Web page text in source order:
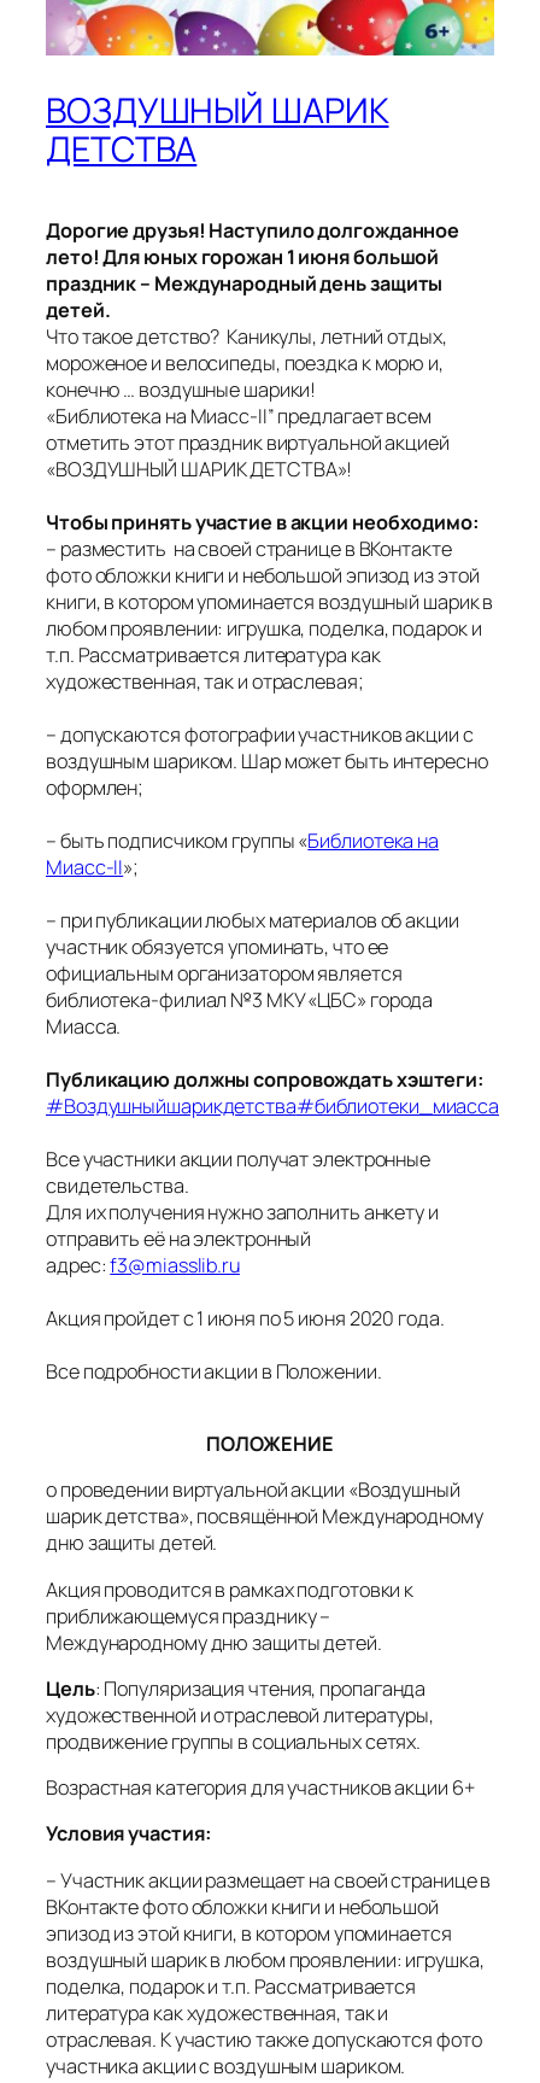
ВОЗДУШНЫЙ ШАРИК
ДЕТСТВА
Дорогие друзья! Наступило долгожданное
лето! Для юных горожан 1 июня большой
праздник – Международный день защиты
детей.
Что такое детство? Каникулы, летний отдых,
мороженое и велосипеды, поездка к морю и,
конечно … воздушные шарики!
«Библиотека на Миасс-II” предлагает всем
отметить этот праздник виртуальной акцией
«ВОЗДУШНЫЙ ШАРИК ДЕТСТВА»!
Чтобы принять участие в акции необходимо:
– разместить на своей странице в ВКонтакте
фото обложки книги и небольшой эпизод из этой
книги, в котором упоминается воздушный шарик в
любом проявлении: игрушка, поделка, подарок и
т.п. Рассматривается литература как
художественная, так и отраслевая;
– допускаются фотографии участников акции с
воздушным шариком. Шар может быть интересно
оформлен;
– быть подписчиком группы «Библиотека на
Миасс-II»;
– при публикации любых материалов об акции
участник обязуется упоминать, что ее
официальным организатором является
библиотека-филиал №3 МКУ «ЦБС» города
Миасса.
Публикацию должны сопровождать хэштеги:
#Воздушныйшарикдетства#библиотеки_миасса
Все участники акции получат электронные
свидетельства.
Для их получения нужно заполнить анкету и
отправить её на электронный
адрес:f3@miasslib.ru
Акция пройдет с 1 июня по 5 июня 2020 года.
Все подробности акции в Положении.
ПОЛОЖЕНИЕ
о проведении виртуальной акции «Воздушный
шарик детства», посвящённой Международному
дню защиты детей.
Акция проводится в рамках подготовки к
приближающемуся празднику –
Международному дню защиты детей.
Цель: Популяризация чтения, пропаганда
художественной и отраслевой литературы,
продвижение группы в социальных сетях.
Возрастная категория для участников акции 6+
Условия участия:
– Участник акции размещает на своей странице в
ВКонтакте фото обложки книги и небольшой
эпизод из этой книги, в котором упоминается
воздушный шарик в любом проявлении: игрушка,
поделка, подарок и т.п. Рассматривается
литература как художественная, так и
отраслевая. К участию также допускаются фото
участника акции с воздушным шариком.